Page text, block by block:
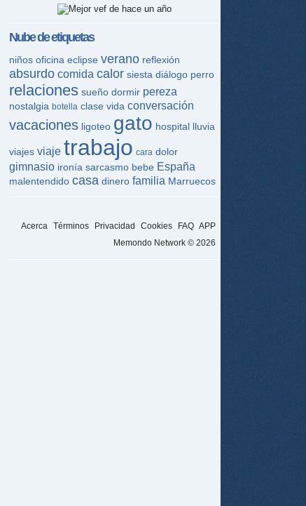
Nube de etiquetas
niños oficina eclipse verano reflexión
absurdo comida calor siesta diálogo perro
relaciones sueño dormir pereza
nostalgia botella clase vida conversación
vacaciones ligoteo gato hospital lluvia
viajes viaje trabajo cara dolor
gimnasio ironía sarcasmo bebe España
malentendido casa dinero familia Marruecos
Acerca Términos Privacidad Cookies FAQ APP
Memondo Network © 2026